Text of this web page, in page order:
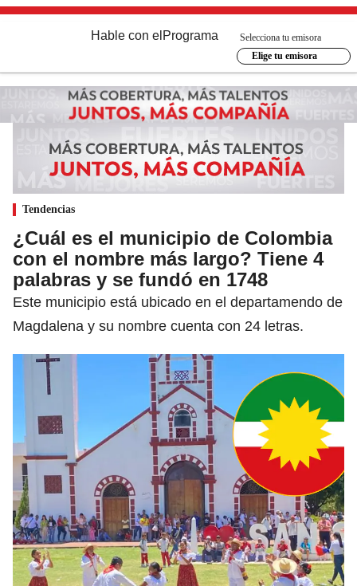
Hable con el Programa
Selecciona tu emisora
Elige tu emisora
Tendencias
¿Cuál es el municipio de Colombia
con el nombre más largo? Tiene 4
palabras y se fundó en 1748
Este municipio está ubicado en el departamendo de
Magdalena y su nombre cuenta con 24 letras.